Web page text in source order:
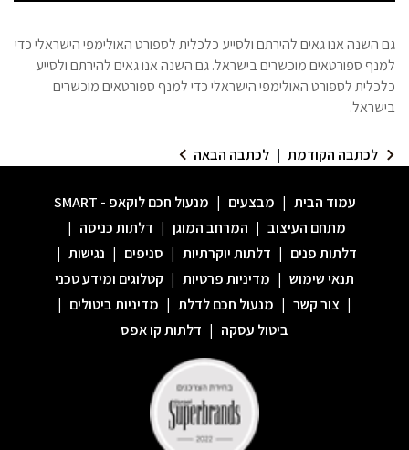
גם השנה אנו גאים להירתם ולסייע כלכלית לספורט האולימפי הישראלי כדי
למנף ספורטאים מוכשרים בישראל. גם השנה אנו גאים להירתם ולסייע
כלכלית לספורט האולימפי הישראלי כדי למנף ספורטאים מוכשרים
בישראל.
לכתבה הקודמת | לכתבה הבאה
עמוד הבית | מבצעים | מנעול חכם לוקאפ - SMART
מתחם העיצוב | המרחב המוגן | דלתות כניסה |
דלתות פנים | דלתות יוקרתיות | סניפים | נגישות |
תנאי שימוש | מדיניות פרטיות | קטלוגים ומידע טכני
| צור קשר | מנעול חכם לדלת | מדיניות ביטולים |
ביטול עסקה | דלתות קו אפס